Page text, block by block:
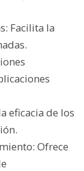
Facilita la
eficacia de los
Ofrece